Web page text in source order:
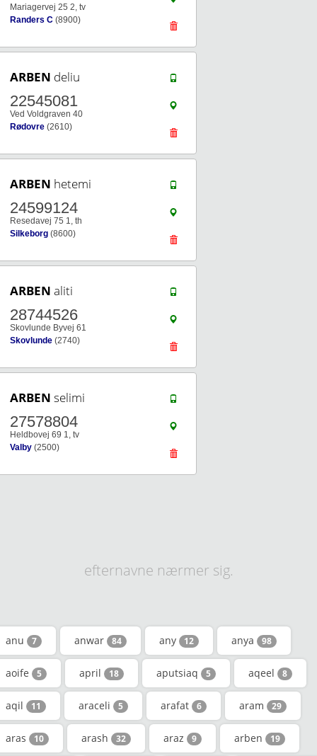
Mariagervej 25 2, tv
Randers C (8900)
ARBEN deliu
22545081
Ved Voldgraven 40
Rødovre (2610)
ARBEN hetemi
24599124
Resedavej 75 1, th
Silkeborg (8600)
ARBEN aliti
28744526
Skovlunde Byvej 61
Skovlunde (2740)
ARBEN selimi
27578804
Heldbovej 69 1, tv
Valby (2500)
efternavne nærmer sig.
anu 7 anwar 84 any 12 anya 98
aoife 5 april 18 aputsiaq 5 aqeel 8
aqil 11 araceli 5 arafat 6 aram 29
aras 10 arash 32 araz 9 arben 19